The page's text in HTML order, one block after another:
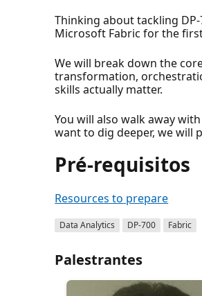
Thinking about tackling
Microsoft Fabric for the
We will break down the
transformation,
skills actually matter.
You will also walk away
want to dig deeper, we will
Pré-requisitos
Resources to prepare
Data Analytics DP-700 Fabric
Palestrantes